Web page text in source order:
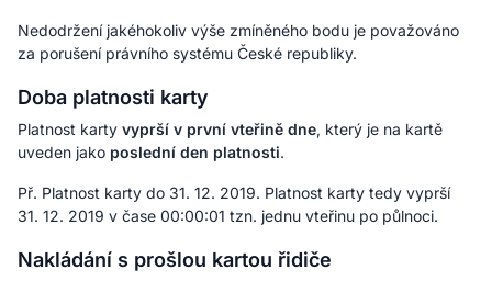
Nedodržení jakéhokoliv výše zmíněného bodu je považováno
za porušení právního systému České republiky.
Doba platnosti karty
Platnost karty vyprší v první vteřině dne, který je na kartě
uveden jako poslední den platnosti.
Př. Platnost karty do 31. 12. 2019. Platnost karty tedy vyprší
31. 12. 2019 v čase 00:00:01 tzn. jednu vteřinu po půlnoci.
Nakládání s prošlou kartou řidiče